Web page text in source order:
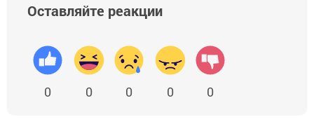
Оставляйте реакции
0 0 0 0 0